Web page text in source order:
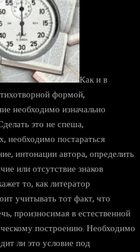
Как и в
формой,
необходимо изначально
это не спеша,
необходимо постараться
интонации автора, определить
или отсутствие знаков
то, как литератор
учитывать тот факт, что
произносимая в естественной
построению. Необходимо
ли это условие под